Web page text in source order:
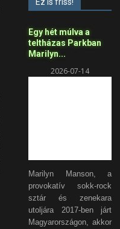
Egy hét múlva a
teltházas Parkban
Marilyn...
2026-07-14
Marilyn Manson, a
provokatív sokk-rock
sztár és zenekara
utoljára 2017-ben járt
Magyarországon, akkor